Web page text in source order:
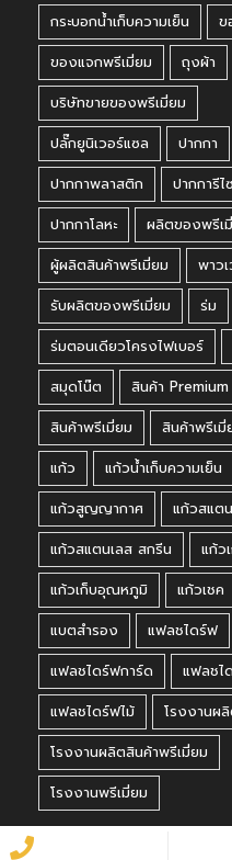
กระบอกน้ำเก็บความเย็น
ข
ของแจกพรีเมี่ยม
ถุงผ้า
บริษัทขายของพรีเมี่ยม
ปลั๊กยูนิเวอร์แซล
ปากกา
ปากกาพลาสติก
ปากการีไ
ปากกาโลหะ
ผลิตของพรีเ
ผู้ผลิตสินค้าพรีเมี่ยม
พาว
รับผลิตของพรีเมี่ยม
ร่ม
ร่มตอนเดียวโครงไฟเบอร์
สมุดโน๊ต
สินค้า Premium
สินค้าพรีเมี่ยม
สินค้าพรีเ
แก้ว
แก้วน้ำเก็บความเย็น
แก้วสูญญากาศ
แก้วสแต
แก้วสแตนเลส สกรีน
แก้ว
แก้วเก็บอุณหภูมิ
แก้วเชค
แบตสำรอง
แฟลชไดร์ฟ
แฟลชไดร์ฟการ์ด
แฟลชไ
แฟลชไดร์ฟไม้
โรงงานผ
โรงงานผลิตสินค้าพรีเมี่ยม
โรงงานพรีเมี่ยม